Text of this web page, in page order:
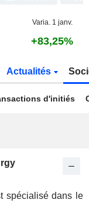
Varia. 1 janv.
+83,25%
Actualités
d'initiés
spécialisé dans le